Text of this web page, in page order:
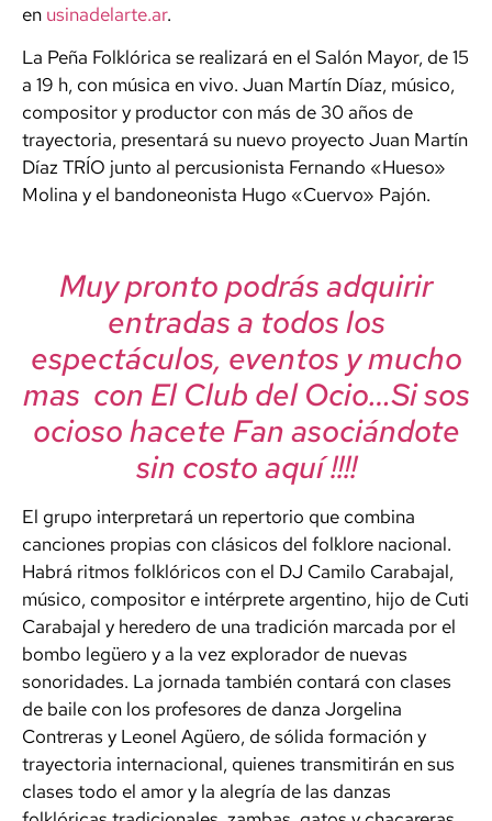
en usinadelarte.ar.
La Peña Folklórica se realizará en el Salón Mayor, de 15
a 19 h, con música en vivo. Juan Martín Díaz, músico,
compositor y productor con más de 30 años de
trayectoria, presentará su nuevo proyecto Juan Martín
Díaz TRÍO junto al percusionista Fernando «Hueso»
Molina y el bandoneonista Hugo «Cuervo» Pajón.
Muy pronto podrás adquirir
entradas a todos los
espectáculos, eventos y mucho
mas con El Club del Ocio…Si sos
ocioso hacete Fan asociándote
sin costo aquí !!!!
El grupo interpretará un repertorio que combina
canciones propias con clásicos del folklore nacional.
Habrá ritmos folklóricos con el DJ Camilo Carabajal,
músico, compositor e intérprete argentino, hijo de Cuti
Carabajal y heredero de una tradición marcada por el
bombo legüero y a la vez explorador de nuevas
sonoridades. La jornada también contará con clases
de baile con los profesores de danza Jorgelina
Contreras y Leonel Agüero, de sólida formación y
trayectoria internacional, quienes transmitirán en sus
clases todo el amor y la alegría de las danzas